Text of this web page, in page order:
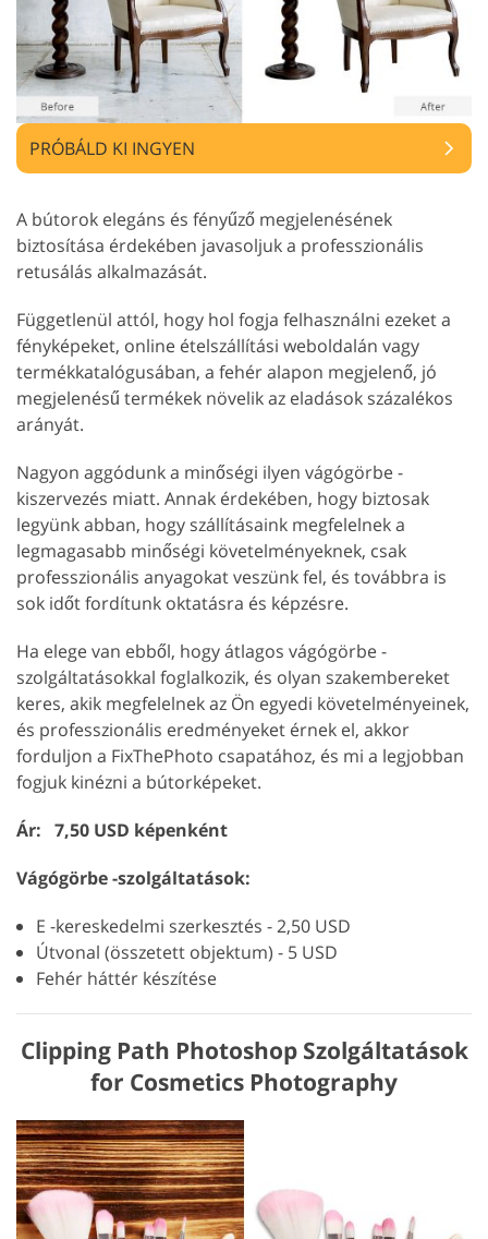
PRÓBÁLD KI INGYEN
A bútorok elegáns és fényűző megjelenésének
biztosítása érdekében javasoljuk a professzionális
retusálás alkalmazását.
Függetlenül attól, hogy hol fogja felhasználni ezeket a
fényképeket, online ételszállítási weboldalán vagy
termékkatalógusában, a fehér alapon megjelenő, jó
megjelenésű termékek növelik az eladások százalékos
arányát.
Nagyon aggódunk a minőségi ilyen vágógörbe -
kiszervezés miatt. Annak érdekében, hogy biztosak
legyünk abban, hogy szállításaink megfelelnek a
legmagasabb minőségi követelményeknek, csak
professzionális anyagokat veszünk fel, és továbbra is
sok időt fordítunk oktatásra és képzésre.
Ha elege van ebből, hogy átlagos vágógörbe -
szolgáltatásokkal foglalkozik, és olyan szakembereket
keres, akik megfelelnek az Ön egyedi követelményeinek,
és professzionális eredményeket érnek el, akkor
forduljon a FixThePhoto csapatához, és mi a legjobban
fogjuk kinézni a bútorképeket.
Ár: 7,50 USD képenként
Vágógörbe -szolgáltatások:
E -kereskedelmi szerkesztés - 2,50 USD
Útvonal (összetett objektum) - 5 USD
Fehér háttér készítése
Clipping Path Photoshop Szolgáltatások
for Cosmetics Photography